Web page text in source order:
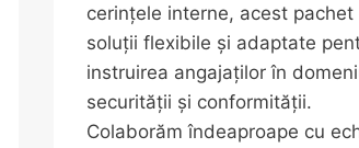
cerințele interne, acest pachet
soluții flexibile și adaptate
instruirea angajaților în
securității și conformității.
Colaborăm îndeaproape cu